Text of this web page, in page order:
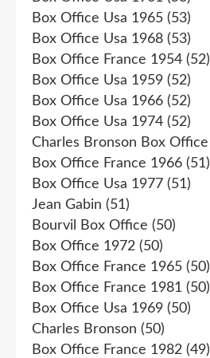
Box Office Usa 1965 (53)
Box Office Usa 1968 (53)
Box Office France 1954 (52)
Box Office Usa 1959 (52)
Box Office Usa 1966 (52)
Box Office Usa 1974 (52)
Charles Bronson Box Office
Box Office France 1966 (51)
Box Office Usa 1977 (51)
Jean Gabin (51)
Bourvil Box Office (50)
Box Office 1972 (50)
Box Office France 1965 (50)
Box Office France 1981 (50)
Box Office Usa 1969 (50)
Charles Bronson (50)
Box Office France 1982 (49)